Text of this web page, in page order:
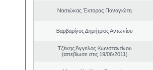
Νασιώκας Έκτορας Παναγιώτη
Βαρβαρίγος Δημήτριος Αντωνίου
Τζέκης Άγγελος Κωνσταντίνου
(απεβίωσε στις 19/06/2011)